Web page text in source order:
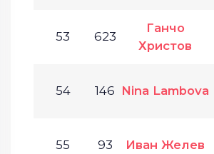
53 623
Ганчо
Христов
54 146 Nina Lambova
55 93 Иван Желев